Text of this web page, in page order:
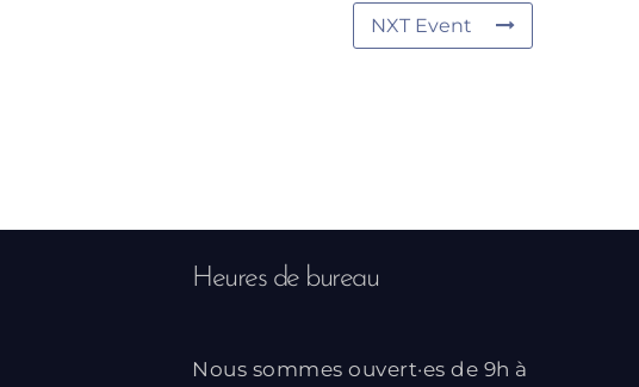
NXT Event
Heures de bureau
Nous sommes ouvert·es de 9h à